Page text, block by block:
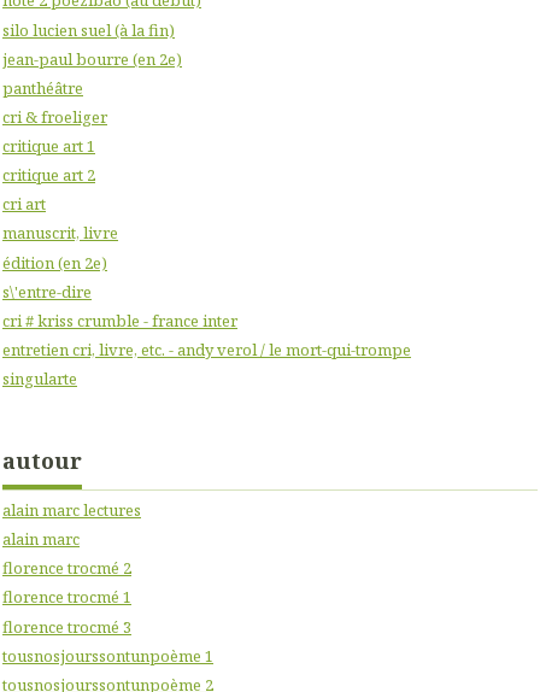
silo lucien suel (à la fin)
jean-paul bourre (en 2e)
panthéâtre
cri & froeliger
critique art 1
critique art 2
cri art
manuscrit, livre
édition (en 2e)
s\'entre-dire
cri # kriss crumble - france inter
entretien cri, livre, etc. - andy verol / le mort-qui-trompe
singularte
autour
alain marc lectures
alain marc
florence trocmé 2
florence trocmé 1
florence trocmé 3
tousnosjourssontunpoème 1
tousnosjourssontunpoème 2